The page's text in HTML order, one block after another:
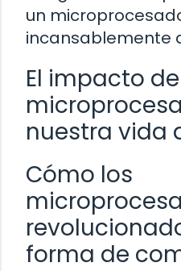
un
incansablemente
El impacto
nuestra vida
Cómo los
forma de